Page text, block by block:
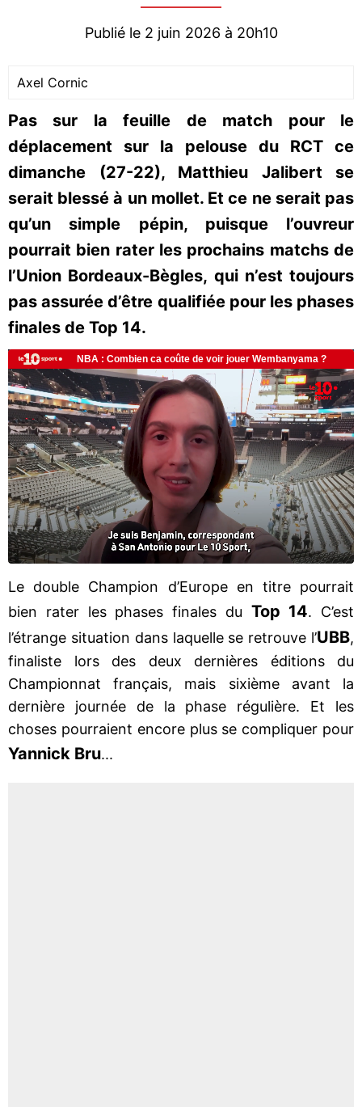
Publié le 2 juin 2026 à 20h10
Axel Cornic
Pas sur la feuille de match pour le
déplacement sur la pelouse du RCT ce
dimanche (27-22), Matthieu Jalibert se
serait blessé à un mollet. Et ce ne serait pas
qu’un simple pépin, puisque l’ouvreur
pourrait bien rater les prochains matchs de
l’Union Bordeaux-Bègles, qui n’est toujours
pas assurée d’être qualifiée pour les phases
finales de Top 14.
Le double Champion d’Europe en titre pourrait
bien rater les phases finales du Top 14. C’est
l’étrange situation dans laquelle se retrouve l’UBB,
finaliste lors des deux dernières éditions du
Championnat français, mais sixième avant la
dernière journée de la phase régulière. Et les
choses pourraient encore plus se compliquer pour
Yannick Bru...